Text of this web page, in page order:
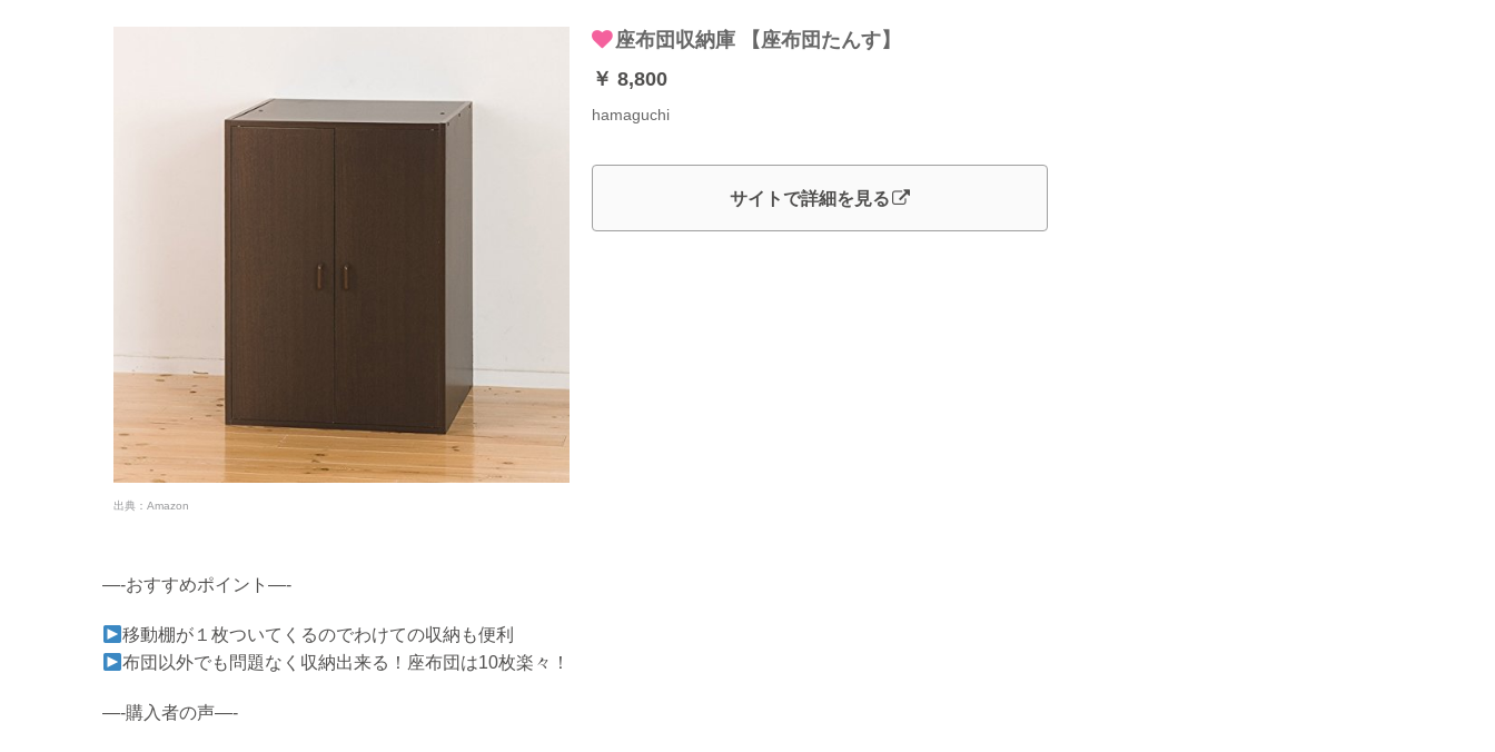
出典： Amazon
座布団収納庫 【座布団たんす】
￥ 8,800
hamaguchi
サイトで詳細を見る
—-おすすめポイント—-
移動棚が１枚ついてくるのでわけての収納も便利
布団以外でも問題なく収納出来る！座布団は10枚楽々！
—-購入者の声—-